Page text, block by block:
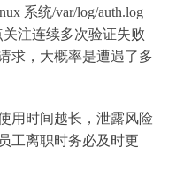
系统/var/log/auth.log
关注连续多次验证失败
求，大概率是遭遇了多
用时间越长，泄露风险
工离职时务必及时更